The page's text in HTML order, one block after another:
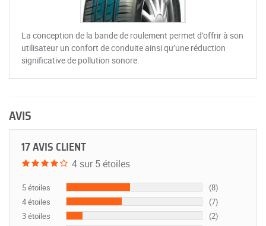
La conception de la bande de roulement permet d’offrir à son
utilisateur un confort de conduite ainsi qu’une réduction
significative de pollution sonore.
AVIS
17 AVIS CLIENT
4 sur 5 étoiles
5 étoiles
(8)
4 étoiles
(7)
3 étoiles
(2)